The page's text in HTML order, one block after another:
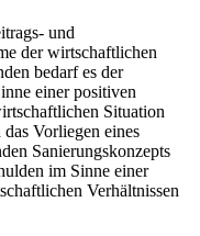
und
der wirtschaftlichen
bedarf es der
einer positiven
Situation
Vorliegen eines
Sanierungskonzepts
im Sinne einer
Verhältnissen